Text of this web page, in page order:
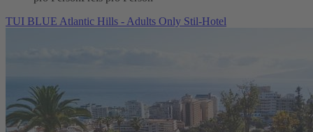
TUI BLUE Atlantic Hills - Adults Only Stil-Hotel